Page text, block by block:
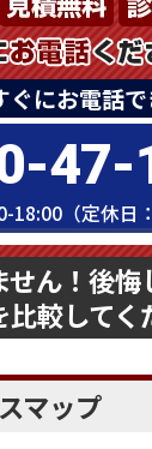
ぐにお電話
47-
18:00（定休日
ん！後悔
較してく
マップ